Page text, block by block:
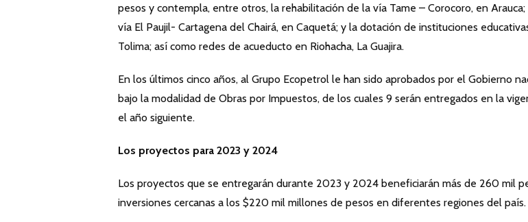
pesos y contempla, entre otros, la rehabilitación de la vía Tame – Corocoro, en
vía El Paujil- Cartagena del Chairá, en Caquetá; y la dotación de instituciones
Tolima; así como redes de acueducto en Riohacha, La Guajira.
En los últimos cinco años, al Grupo Ecopetrol le han sido aprobados por el Gobierno
bajo la modalidad de Obras por Impuestos, de los cuales 9 serán entregados en la
el año siguiente.
Los proyectos para 2023 y 2024
Los proyectos que se entregarán durante 2023 y 2024 beneficiarán más de 260 mil
inversiones cercanas a los $220 mil millones de pesos en diferentes regiones del país.